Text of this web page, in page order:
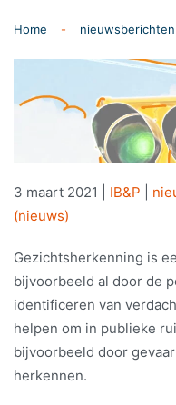
Home nieuwsberichten
3 maart 2021 IB&P
(nieuws)
Gezichtsherkenning is
bijvoorbeeld al door de
identificeren van
helpen om in publieke
bijvoorbeeld door
herkennen.